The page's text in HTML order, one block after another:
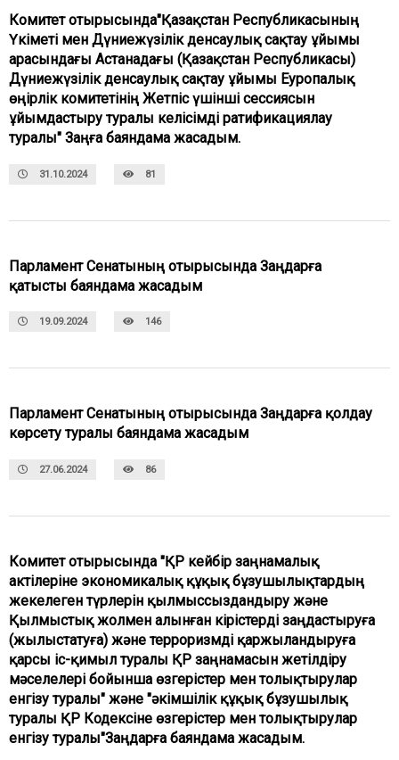
Комитет отырысында"Қазақстан Республикасының
Үкіметі мен Дүниежүзілік денсаулық сақтау ұйымы
арасындағы Астанадағы (Қазақстан Республикасы)
Дүниежүзілік денсаулық сақтау ұйымы Еуропалық
өңірлік комитетінің Жетпіс үшінші сессиясын
ұйымдастыру туралы келісімді ратификациялау
туралы" Заңға баяндама жасадым.
31.10.2024 81
Парламент Сенатының отырысында Заңдарға
қатысты баяндама жасадым
19.09.2024 146
Парламент Сенатының отырысында Заңдарға қолдау
көрсету туралы баяндама жасадым
27.06.2024 86
Комитет отырысында "ҚР кейбір заңнамалық
актілеріне экономикалық құқық бұзушылықтардың
жекелеген түрлерін қылмыссыздандыру және
Қылмыстық жолмен алынған кірістерді заңдастыруға
(жылыстатуға) және терроризмді қаржыландыруға
қарсы іс-қимыл туралы ҚР заңнамасын жетілдіру
мәселелері бойынша өзгерістер мен толықтырулар
енгізу туралы" және "әкімшілік құқық бұзушылық
туралы ҚР Кодексіне өзгерістер мен толықтырулар
енгізу туралы"Заңдарға баяндама жасадым.